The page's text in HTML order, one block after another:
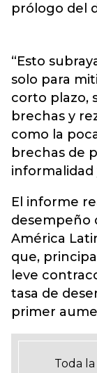
prólogo del
“Esto
solo para
corto plazo,
brechas y
como la
brechas de
informalidad
El informe
desempeño
América
que,
leve
tasa de
primer
Toda